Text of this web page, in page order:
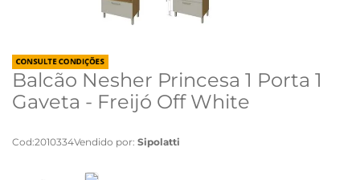
Balcão Nesher Princesa 1 Porta 1
Gaveta - Freijó Off White
Cod:2010334Vendido por: Sipolatti